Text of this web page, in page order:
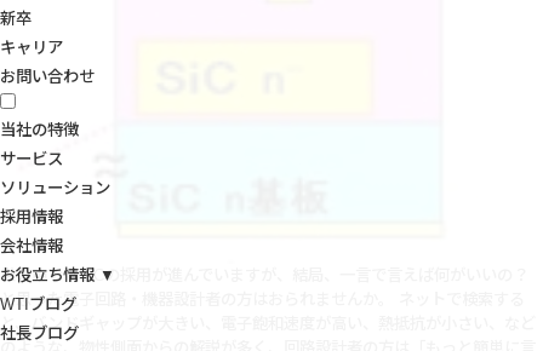
新卒
キャリア
お問い合わせ
当社の特徴
サービス
ソリューション
採用情報
会社情報
お役立ち情報 ▼
WTIブログ
社長ブログ
世の中ではSiCの採用が進んでいますが、結局、一言で言えば何がいいの？
と思った電子回路・機器設計者の方はおられませんか。 ネットで検索する
と、バンドギャップが大きい、電子飽和速度が高い、熱抵抗が小さい、など